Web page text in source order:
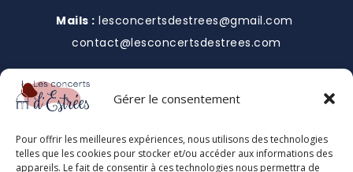
Gérer le consentement
Pour offrir les meilleures expériences, nous utilisons des technologies
telles que les cookies pour stocker et/ou accéder aux informations des
appareils. Le fait de consentir à ces technologies nous permettra de
Mails : lesconcertsdestrees@gmail.com
contact@lesconcertsdestrees.com
Conditions générales d’utilisation